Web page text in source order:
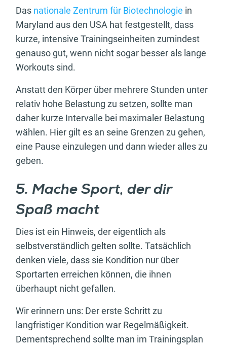
Das nationale Zentrum für Biotechnologie in
Maryland aus den USA hat festgestellt, dass
kurze, intensive Trainingseinheiten zumindest
genauso gut, wenn nicht sogar besser als lange
Workouts sind.
Anstatt den Körper über mehrere Stunden unter
relativ hohe Belastung zu setzen, sollte man
daher kurze Intervalle bei maximaler Belastung
wählen. Hier gilt es an seine Grenzen zu gehen,
eine Pause einzulegen und dann wieder alles zu
geben.
5. Mache Sport, der dir
Spaß macht
Dies ist ein Hinweis, der eigentlich als
selbstverständlich gelten sollte. Tatsächlich
denken viele, dass sie Kondition nur über
Sportarten erreichen können, die ihnen
überhaupt nicht gefallen.
Wir erinnern uns: Der erste Schritt zu
langfristiger Kondition war Regelmäßigkeit.
Dementsprechend sollte man im Trainingsplan